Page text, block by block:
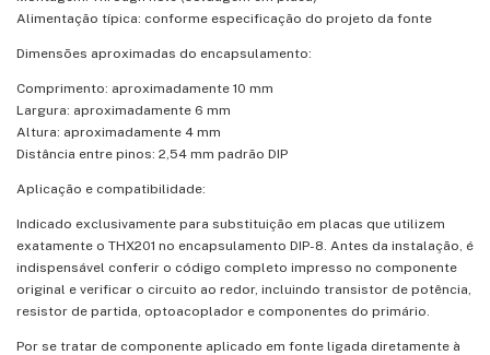
Alimentação típica: conforme especificação do projeto da fonte
Dimensões aproximadas do encapsulamento:
Comprimento: aproximadamente 10 mm
Largura: aproximadamente 6 mm
Altura: aproximadamente 4 mm
Distância entre pinos: 2,54 mm padrão DIP
Aplicação e compatibilidade:
Indicado exclusivamente para substituição em placas que utilizem
exatamente o THX201 no encapsulamento DIP-8. Antes da instalação, é
indispensável conferir o código completo impresso no componente
original e verificar o circuito ao redor, incluindo transistor de potência,
resistor de partida, optoacoplador e componentes do primário.
Por se tratar de componente aplicado em fonte ligada diretamente à